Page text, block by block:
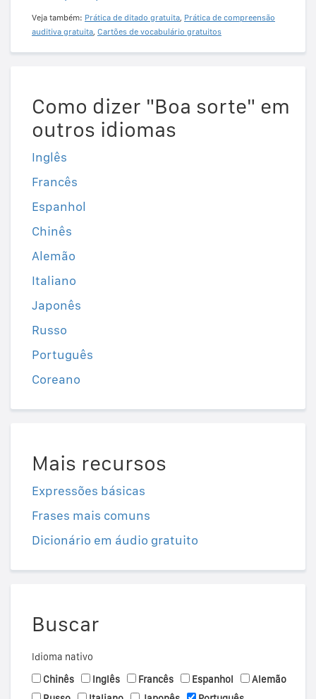
Veja também: Prática de ditado gratuita, Prática de compreensão
auditiva gratuita, Cartões de vocabulário gratuitos
Como dizer "Boa sorte" em
outros idiomas
Inglês
Francês
Espanhol
Chinês
Alemão
Italiano
Japonês
Russo
Português
Coreano
Mais recursos
Expressões básicas
Frases mais comuns
Dicionário em áudio gratuito
Buscar
Idioma nativo
Chinês
Inglês Francês Espanhol
Alemão